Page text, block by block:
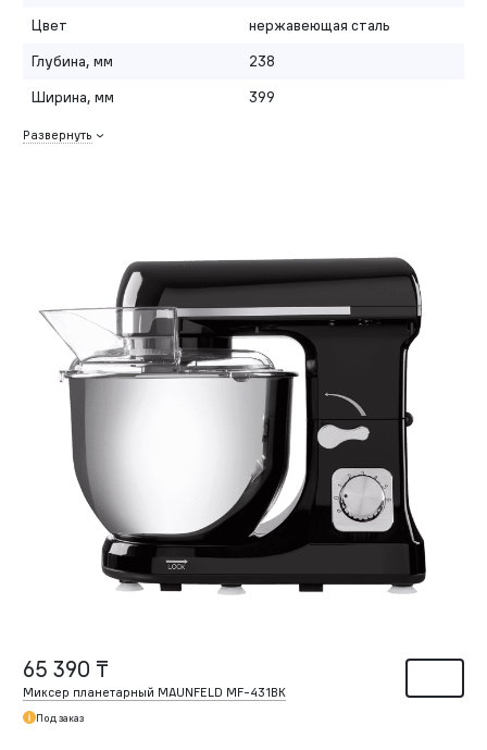
Цвет
нержавеющая сталь
Глубина, мм
238
Ширина, мм
399
Развернуть
65 390 ₸
Миксер планетарный MAUNFELD MF-431BK
Под заказ